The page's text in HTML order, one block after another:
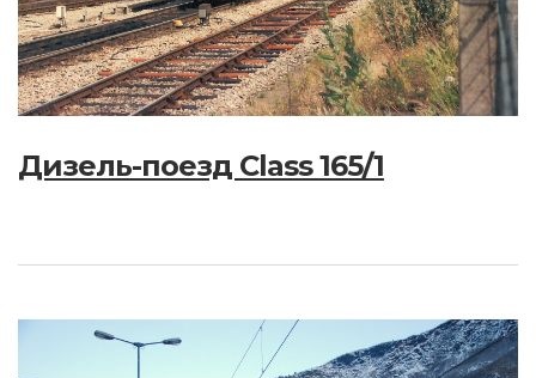
Дизель-поезд Class 165/1